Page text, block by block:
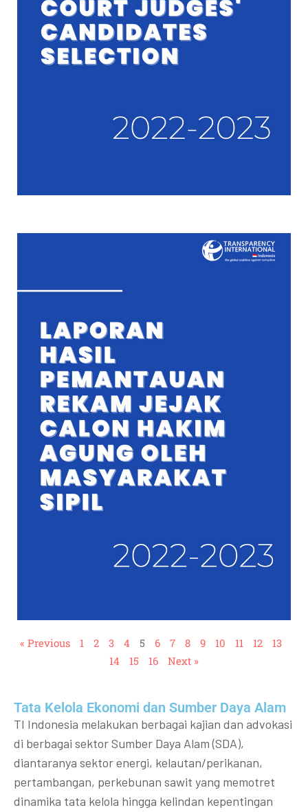
« Previous 1 2 3 4 5 6 7 8 9 10 11 12
13
14
15 16 Next »
Tata Kelola Ekonomi dan Sumber Daya Alam
TI Indonesia melakukan berbagai kajian dan advokasi
di berbagai sektor Sumber Daya Alam (SDA),
diantaranya sektor energi, kelautan/perikanan,
pertambangan, perkebunan sawit yang memotret
dinamika tata kelola hingga kelindan kepentingan